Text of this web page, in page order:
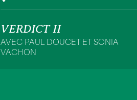
VERDICT II
AVEC PAUL DOUCET ET SONIA
VACHON